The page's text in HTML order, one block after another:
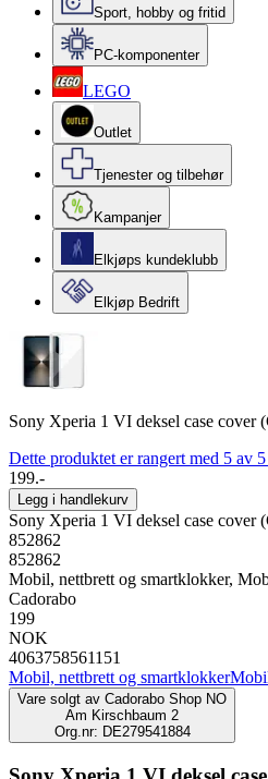
Sport, hobby og fritid
PC-komponenter
LEGO
Outlet
Tjenester og tilbehør
Kampanjer
Elkjøps kundeklubb
Elkjøp Bedrift
Sony Xperia 1 VI deksel case cover
Dette produktet er rangert med 5 av 5
199.-
Legg i handlekurv
Sony Xperia 1 VI deksel case cover
852862
852862
Mobil, nettbrett og smartklokker,
Cadorabo
199
NOK
4063758561151
Mobil, nettbrett og smartklokker
Vare solgt av Cadorabo Shop NO
Am Kirschbaum 2
Org.nr: DE279541884